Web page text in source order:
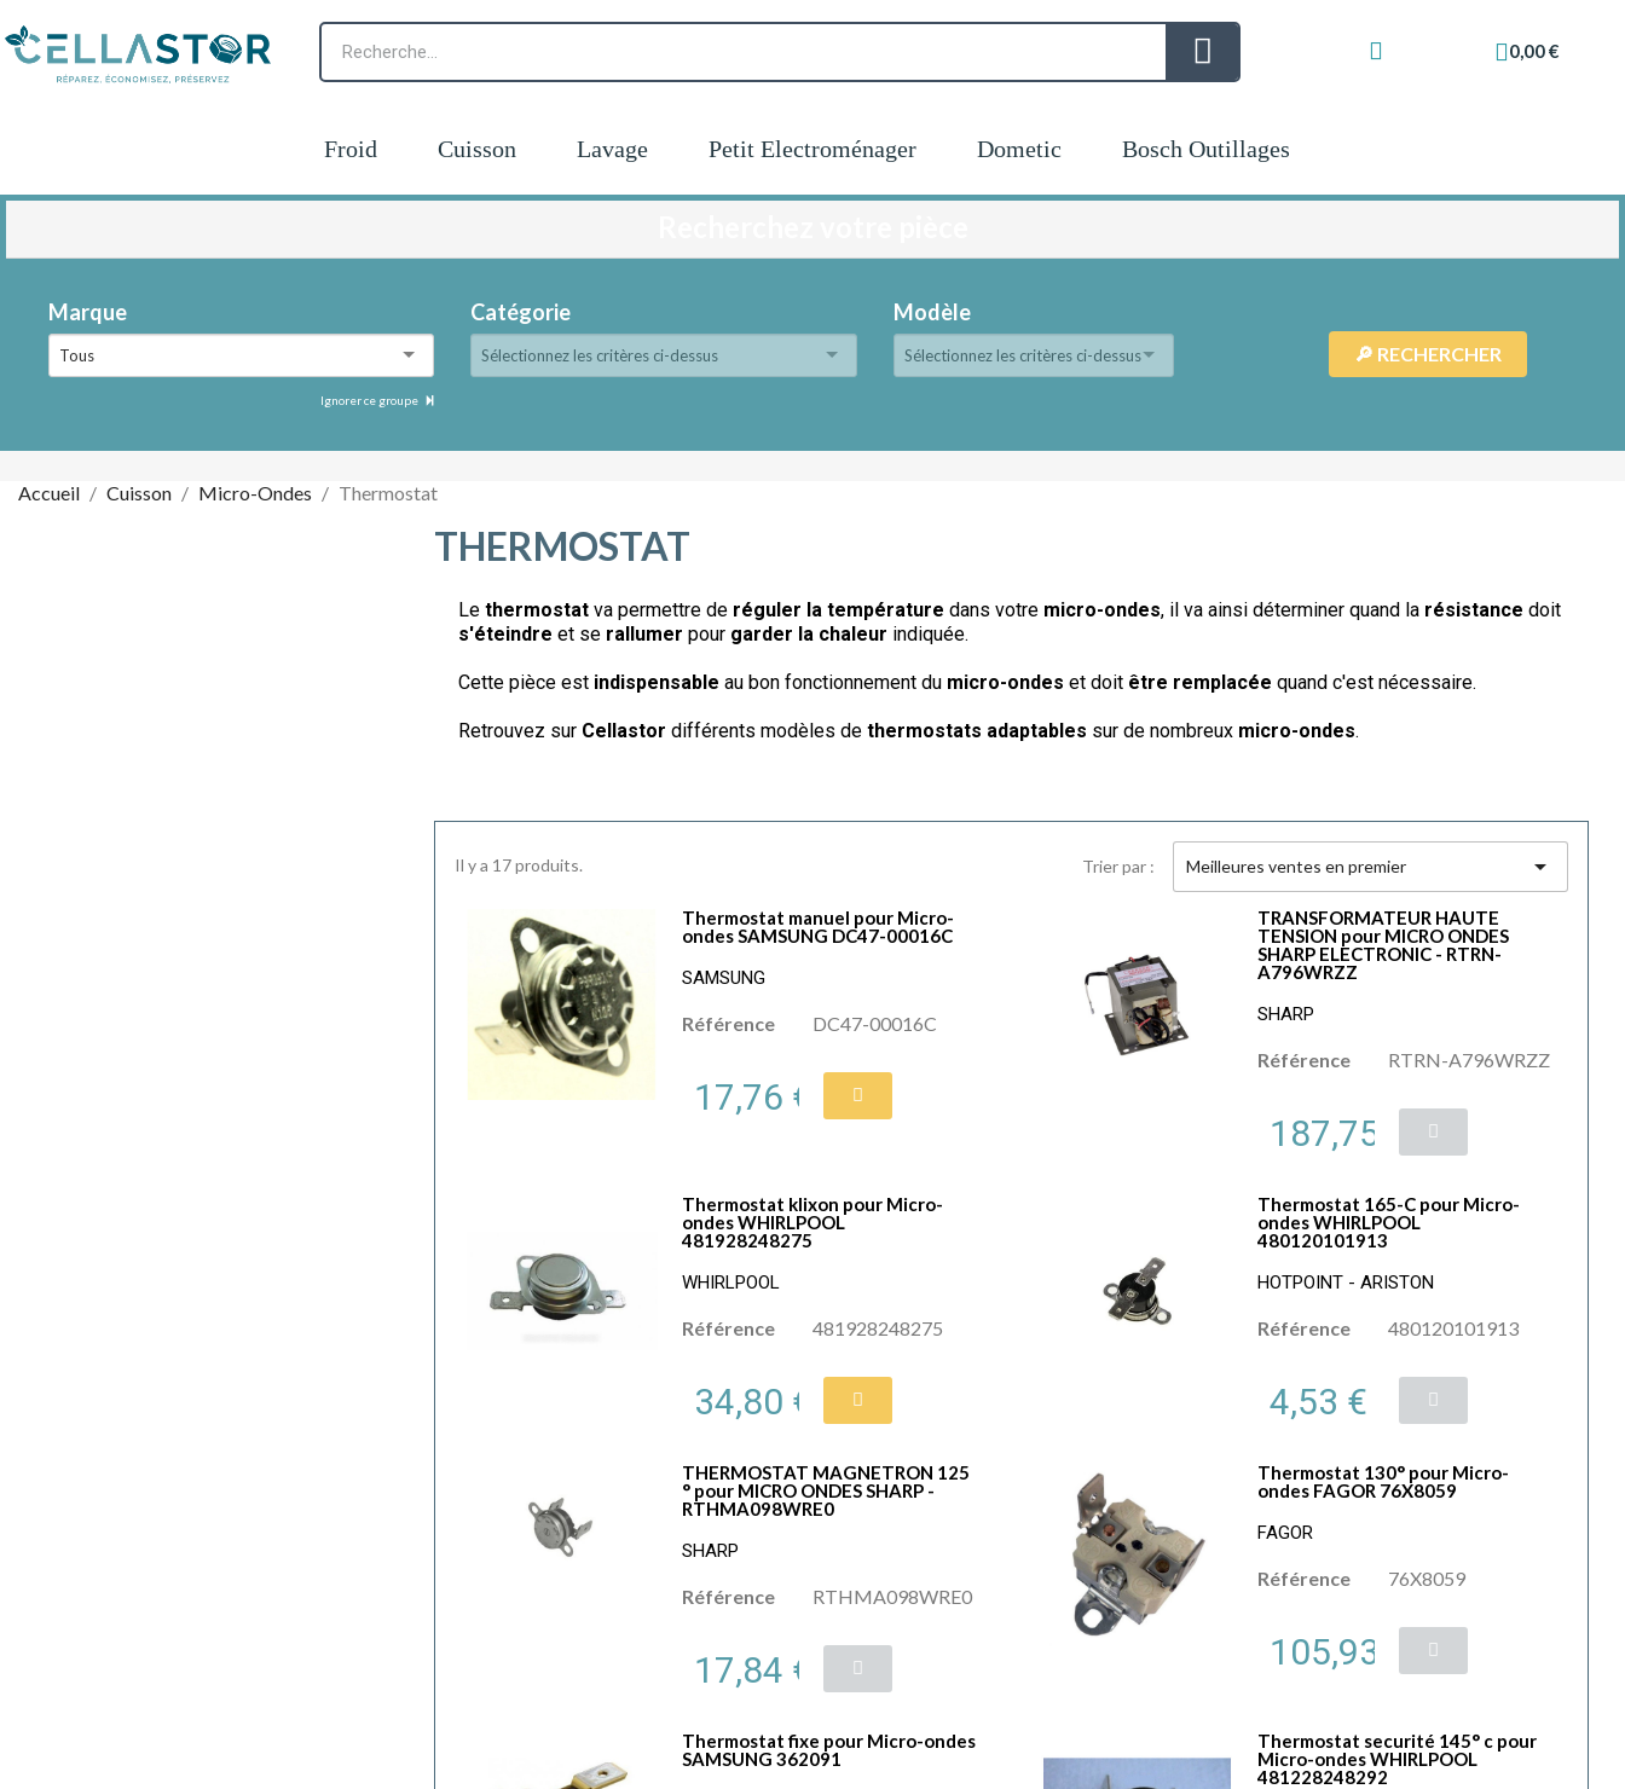
0,00 €
Froid Cuisson Lavage Petit Electroménager Dometic Bosch Outillages
Marque
Tous
Ignorer ce groupe
Catégorie
Sélectionnez les critères ci-dessus
Modèle
Sélectionnez les critères ci-dessus
Accueil Cuisson Micro-Ondes Thermostat
THERMOSTAT
Le thermostatva permettre de réguler la température dans votre micro-ondes, il va ainsi déterminer quand la résistance doit
s'éteindre et se rallumer pour garder la chaleur indiquée.
Cette pièce est indispensable au bon fonctionnement du micro-ondes et doit être remplacée quand c'est nécessaire.
Retrouvez sur Cellastor différents modèles de thermostats adaptables sur de nombreux micro-ondes.
Il y a 17 produits. Trier par : Meilleures ventes en premier 
Thermostat manuel pour Micro-
ondes SAMSUNG DC47-00016C
SAMSUNG
Référence DC47-00016C
17,76 €
TRANSFORMATEUR HAUTE
TENSION pour MICRO ONDES
SHARP ELECTRONIC - RTRN-
A796WRZZ
SHARP
Référence RTRN-A796WRZZ
187,75 €
Thermostat klixon pour Micro-
ondes WHIRLPOOL
481928248275
WHIRLPOOL
Référence 481928248275
34,80 €
Thermostat 165-C pour Micro-
ondes WHIRLPOOL
480120101913
HOTPOINT - ARISTON
Référence 480120101913
4,53 €
THERMOSTAT MAGNETRON 125
° pour MICRO ONDES SHARP -
RTHMA098WRE0
SHARP
Référence RTHMA098WRE0
17,84 €
Thermostat 130° pour Micro-
ondes FAGOR 76X8059
FAGOR
Référence 76X8059
105,93 €
Thermostat fixe pour Micro-ondes
SAMSUNG 362091
Thermostat securité 145° c pour
Micro-ondes WHIRLPOOL
481228248292